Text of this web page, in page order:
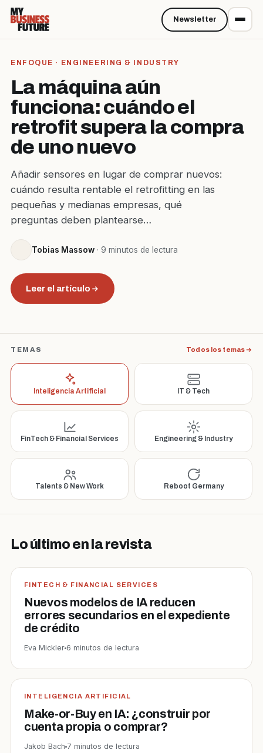
Newsletter
ENFOQUE · ENGINEERING & INDUSTRY
La máquina aún
funciona: cuándo el
retrofit supera la compra
de uno nuevo
Añadir sensores en lugar de comprar nuevos:
cuándo resulta rentable el retrofitting en las
pequeñas y medianas empresas, qué
preguntas deben plantearse…
Tobias Massow · 9 minutos de lectura
Leer el artículo
TEMAS Todos los temas
Inteligencia Artificial IT & Tech
FinTech & Financial Services Engineering & Industry
Talents & New Work Reboot Germany
Lo último en la revista
FINTECH & FINANCIAL SERVICES
Nuevos modelos de IA reducen
errores secundarios en el expediente
de crédito
Eva Mickler 6 minutos de lectura
INTELIGENCIA ARTIFICIAL
Make-or-Buy en IA: ¿construir por
cuenta propia o comprar?
Jakob Bach 7 minutos de lectura